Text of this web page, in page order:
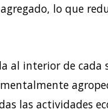
lo que
al interior de
las actividades